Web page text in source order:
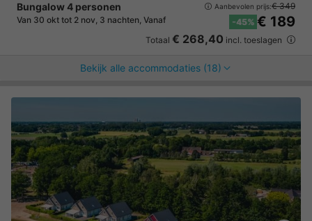
Bungalow 4 personen
Van 30 okt tot 2 nov, 3 nachten, Vanaf
Aanbevolen prijs:€ 349
-45% € 189
Totaal € 268,40 incl. toeslagen
Bekijk alle accommodaties (18)